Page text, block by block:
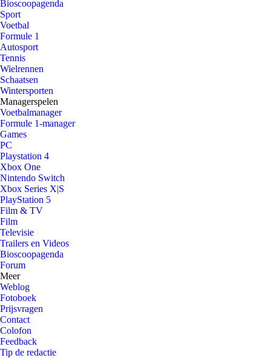
Bioscoopagenda
Sport
Voetbal
Formule 1
Autosport
Tennis
Wielrennen
Schaatsen
Wintersporten
Managerspelen
Voetbalmanager
Formule 1-manager
Games
PC
Playstation 4
Xbox One
Nintendo Switch
Xbox Series X|S
PlayStation 5
Film & TV
Film
Televisie
Trailers en Videos
Bioscoopagenda
Forum
Meer
Weblog
Fotoboek
Prijsvragen
Contact
Colofon
Feedback
Tip de redactie